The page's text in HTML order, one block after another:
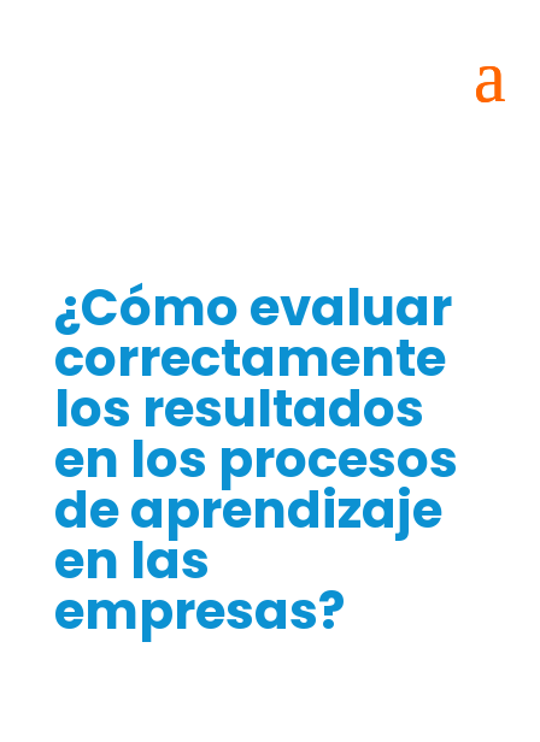
¿Cómo evaluar
correctamente
los resultados
en los procesos
de aprendizaje
en las
empresas?